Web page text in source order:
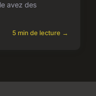
avez des
5 min de lecture →